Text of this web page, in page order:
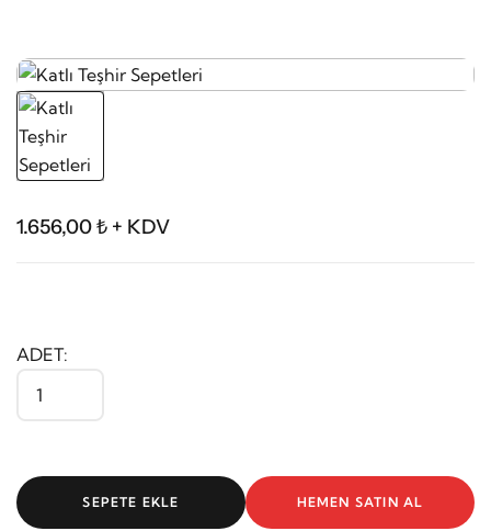
1.656,00 ₺ + KDV
ADET:
SEPETE EKLE HEMEN SATIN AL